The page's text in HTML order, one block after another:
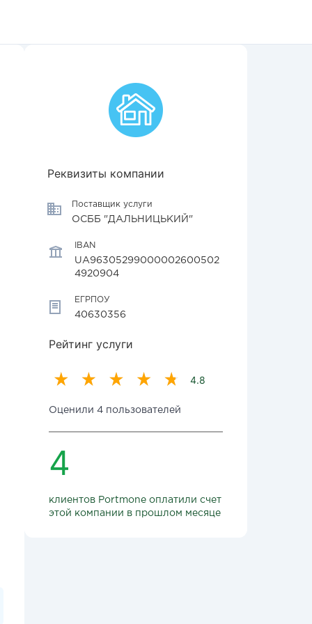
Реквизиты компании
Поставщик услуги
ОСББ "ДАЛЬНИЦЬКИЙ"
IBAN
UA96305299000002600502
4920904
ЕГРПОУ
40630356
Рейтинг услуги
4.8
Оценили 4 пользователей
4
клиентов Portmone оплатили счет
этой компании в прошлом месяце